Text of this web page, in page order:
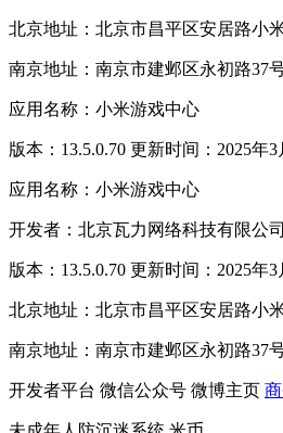
北京地址：北京市昌平区安居路小
南京地址：南京市建邺区永初路37
应用名称：小米游戏中心
版本：13.5.0.70 更新时间：2025年3
应用名称：小米游戏中心
开发者：北京瓦力网络科技有限公
版本：13.5.0.70 更新时间：2025年3
北京地址：北京市昌平区安居路小
南京地址：南京市建邺区永初路37
开发者平台 微信公众号 微博主页